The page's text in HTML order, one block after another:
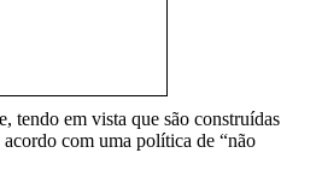
tendo em vista que são construídas
com uma política de “não